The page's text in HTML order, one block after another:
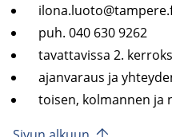
puh. 040 630 9262
ta­vat­ta­vis­sa 2.
ajan­va­raus ja
toi­sen, kol­man­nen ja